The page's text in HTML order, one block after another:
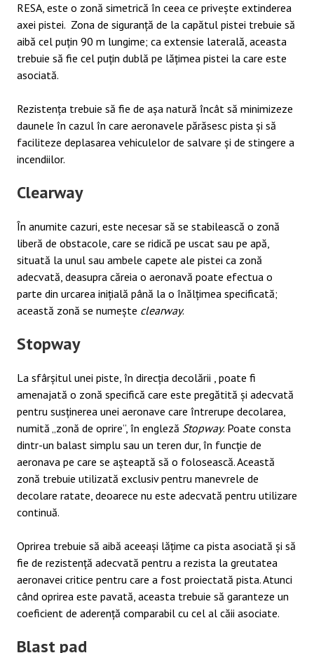
RESA, este o zonă simetrică în ceea ce privește extinderea
axei pistei. Zona de siguranță de la capătul pistei trebuie să
aibă cel puțin 90 m lungime; ca extensie laterală, aceasta
trebuie să fie cel puțin dublă pe lățimea pistei la care este
asociată.
Rezistența trebuie să fie de așa natură încât să minimizeze
daunele în cazul în care aeronavele părăsesc pista și să
faciliteze deplasarea vehiculelor de salvare și de stingere a
incendiilor.
Clearway
În anumite cazuri, este necesar să se stabilească o zonă
liberă de obstacole, care se ridică pe uscat sau pe apă,
situată la unul sau ambele capete ale pistei ca zonă
adecvată, deasupra căreia o aeronavă poate efectua o
parte din urcarea inițială până la o înălțimea specificată;
această zonă se numește clearway.
Stopway
La sfârșitul unei piste, în direcția decolării , poate fi
amenajată o zonă specifică care este pregătită și adecvată
pentru susținerea unei aeronave care întrerupe decolarea,
numită „zonă de oprire”, în engleză Stopway. Poate consta
dintr-un balast simplu sau un teren dur, în funcție de
aeronava pe care se așteaptă să o folosească. Această
zonă trebuie utilizată exclusiv pentru manevrele de
decolare ratate, deoarece nu este adecvată pentru utilizare
continuă.
Oprirea trebuie să aibă aceeași lățime ca pista asociată și să
fie de rezistență adecvată pentru a rezista la greutatea
aeronavei critice pentru care a fost proiectată pista. Atunci
când oprirea este pavată, aceasta trebuie să garanteze un
coeficient de aderență comparabil cu cel al căii asociate.
Blast pad